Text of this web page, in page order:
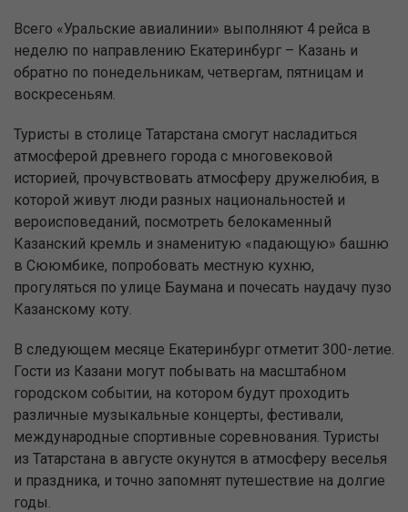
Всего «Уральские авиалинии» выполняют 4 рейса в
неделю по направлению Екатеринбург – Казань и
обратно по понедельникам, четвергам, пятницам и
воскресеньям.
Туристы в столице Татарстана смогут насладиться
атмосферой древнего города с многовековой
историей, прочувствовать атмосферу дружелюбия, в
которой живут люди разных национальностей и
вероисповеданий, посмотреть белокаменный
Казанский кремль и знаменитую «падающую» башню
в Сююмбике, попробовать местную кухню,
прогуляться по улице Баумана и почесать наудачу пузо
Казанскому коту.
В следующем месяце Екатеринбург отметит 300-летие.
Гости из Казани могут побывать на масштабном
городском событии, на котором будут проходить
различные музыкальные концерты, фестивали,
международные спортивные соревнования. Туристы
из Татарстана в августе окунутся в атмосферу веселья
и праздника, и точно запомнят путешествие на долгие
годы.